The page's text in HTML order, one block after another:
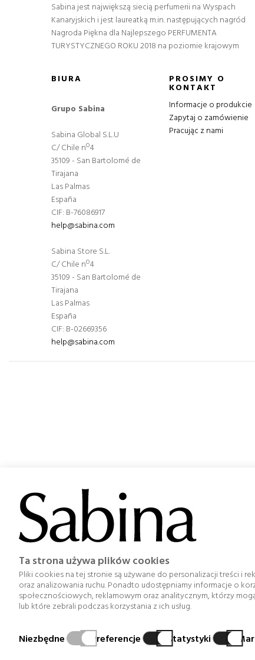
Ta strona używa plików cookies
Pliki cookies na tej stronie są używane do personalizacji treści i
oraz analizowania ruchu. Ponadto udostępniamy informacje o
społecznościowych, reklamowym oraz analitycznym, którzy
lub które zebrali podczas korzystania z ich usług.
Niezbędne Preferencje Statystyki
Sabina jest największą siecią perfumerii na Wyspach
Kanaryjskich i jest laureatką m.in. następujących nagród
Nagroda Piękna dla Najlepszego PERFUMENTA
TURYSTYCZNEGO ROKU 2018 na poziomie krajowym
BIURA
Grupo Sabina
Sabina Global S.L.U
C/ Chile nº4
35109 - San Bartolomé de
Tirajana
Las Palmas
España
CIF: B-76086917
help@sabina.com
Sabina Store S.L.
C/ Chile nº4
35109 - San Bartolomé de
Tirajana
Las Palmas
España
CIF: B-02669356
help@sabina.com
PROSIMY O
KONTAKT
Informacje o produkcie
Zapytaj o zamówienie
Pracując z nami
Projekt miał na celu optymalizację zarządzania,
projektowania i funkcjonalności naszych sklepów